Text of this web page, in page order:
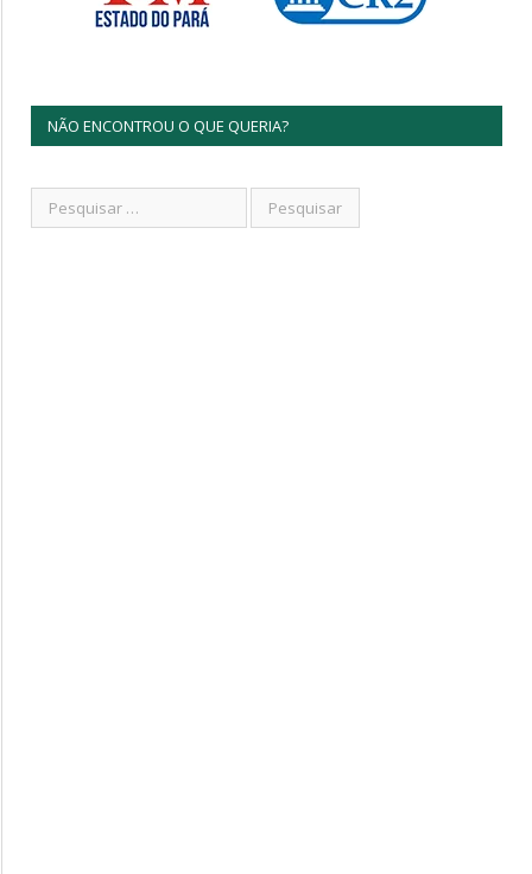
NÃO ENCONTROU O QUE QUERIA?